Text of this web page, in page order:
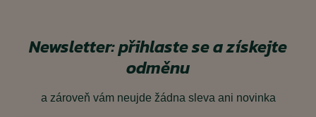
Newsletter: přihlaste se a získejte
odměnu
a zároveň vám neujde žádna sleva ani novinka